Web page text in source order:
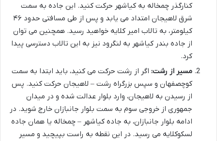
کنارگذر چمخاله به کیاشهر حرکت کنید. این جاده به سمت
شرق لاهیجان امتداد می یابد و پس از طی مسافتی حدود ۴۶
کیلومتر، به تالاب امیر کلایه خواهید رسید. همچنین می توان
از جاده بندر کیاشهر به لنگرود نیز به این تالاب دسترسی پیدا
کرد.
مسیر از رشت: اگر از رشت حرکت می کنید، باید ابتدا به سمت
کوچصفهان و سپس بزرگراه رشت – لاهیجان حرکت کنید. پس
از رسیدن به لاهیجان، وارد بلوار عدالت شده و در میدان
جمهوری از خروجی سوم به سمت بلوار جانبازان خارج شوید. در
ادامه بلوار جانبازان، به جاده کیاشهر – چمخاله یا همان جاده
لسکوکلایه می رسید. در این نقطه به راست بپیچید و مسیر